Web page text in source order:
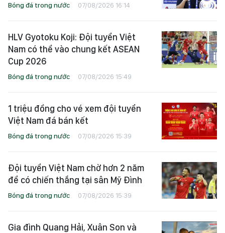
Bóng đá trong nước 07/08/2026 16:14
HLV Gyotoku Koji: Đội tuyển Việt
Nam có thể vào chung kết ASEAN
Cup 2026
Bóng đá trong nước 07/08/2026 15:49
1 triệu đồng cho vé xem đội tuyển
Việt Nam đá bán kết
Bóng đá trong nước 07/08/2026 15:39
Đội tuyển Việt Nam chờ hơn 2 năm
để có chiến thắng tại sân Mỹ Đình
Bóng đá trong nước 07/08/2026 15:39
Gia đình Quang Hải, Xuân Son và